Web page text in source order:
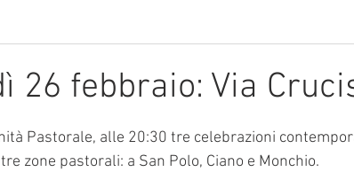
e ammalati
26 febbraio: Via
stelle su 5.
Pastorale, alle 20:30 tre celebrazioni
zone pastorali: a San Polo, Ciano e Monchio.